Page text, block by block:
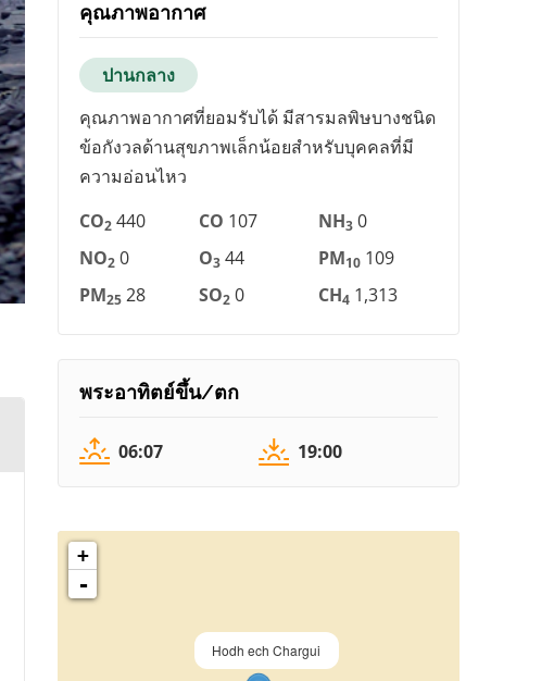
คุณภาพอากาศ
ปานกลาง
คุณภาพอากาศที่ยอมรับได้ มีสารมลพิษบางชนิด
ข้อกังวลด้านสุขภาพเล็กน้อยสำหรับบุคคลที่มี
ความอ่อนไหว
CO2 440 CO 107 NH3 0
NO2 0 O3 44 PM10 109
PM25 28 SO2 0 CH4 1,313
พระอาทิตย์ขึ้น/ตก
06:07 19:00
Hodh ech Chargui
+
-